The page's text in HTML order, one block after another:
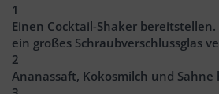
1
Einen Cocktail-Shaker
ein großes Schraubverschlussglas
2
Ananassaft, Kokosmilch und Sahne